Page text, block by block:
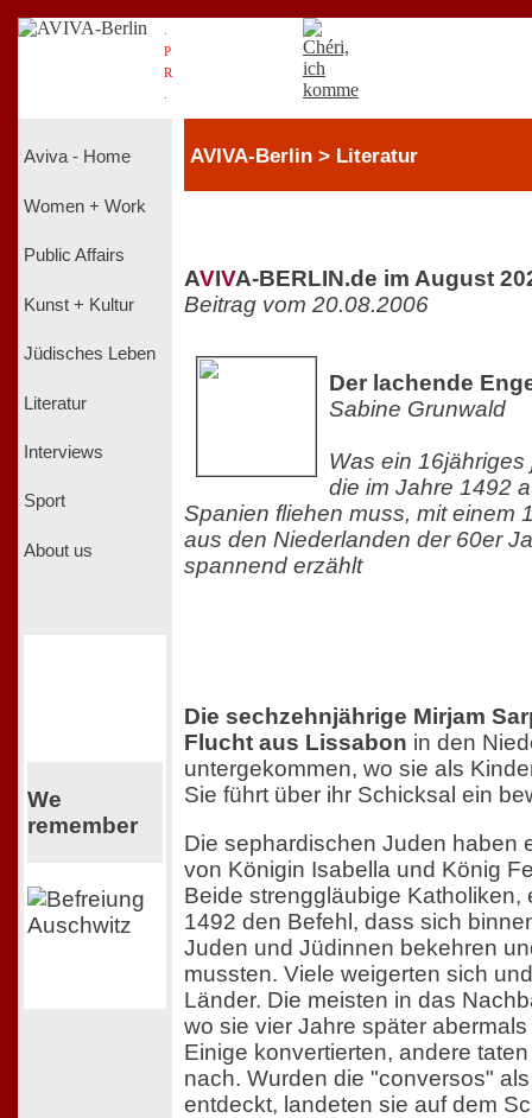
P
R
Aviva - Home
Women + Work
Public Affairs
Kunst + Kultur
Jüdisches Leben
Literatur
Interviews
Sport
About us
We
remember
AVIVA-Berlin > Literatur
AVIVA-BERLIN.de im August
Beitrag vom 20.08.2006
Der lachende
Sabine Grunwald
Was ein
die im Jahre 1492
Spanien fliehen muss, mit einem
aus den Niederlanden der 60er
spannend erzählt
Die sechzehnjährige Mirjam
Flucht aus Lissabon in den
untergekommen, wo sie als
Sie führt über ihr Schicksal ein
Die sephardischen Juden haben
von Königin Isabella und König
Beide strenggläubige Katholiken,
1492 den Befehl, dass sich
Juden und Jüdinnen bekehren
mussten. Viele weigerten sich
Länder. Die meisten in das
wo sie vier Jahre später
Einige konvertierten, andere
nach. Wurden die "conversos"
entdeckt, landeten sie auf dem